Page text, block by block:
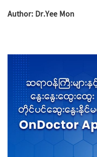
Author: Dr.Yee Mon